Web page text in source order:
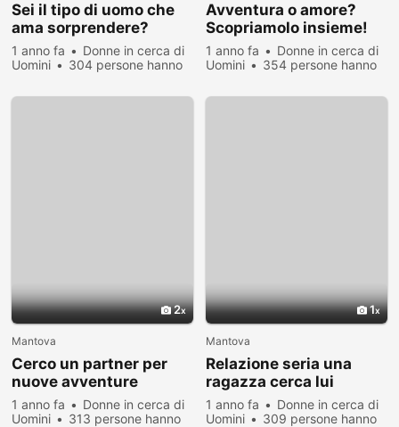
Sei il tipo di uomo che
ama sorprendere?
1 anno fa
Donne in cerca di
Uomini
304 persone hanno
Avventura o amore?
Scopriamolo insieme!
1 anno fa
Donne in cerca di
Uomini
354 persone hanno
2
Mantova
Cerco un partner per
nuove avventure
1 anno fa
Donne in cerca di
Uomini
313 persone hanno
1
Mantova
Relazione seria una
ragazza cerca lui
1 anno fa
Donne in cerca di
Uomini
309 persone hanno